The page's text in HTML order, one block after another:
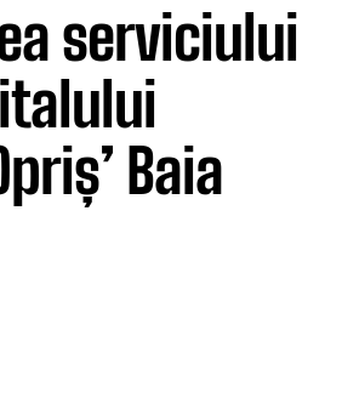
serviciului
Baia